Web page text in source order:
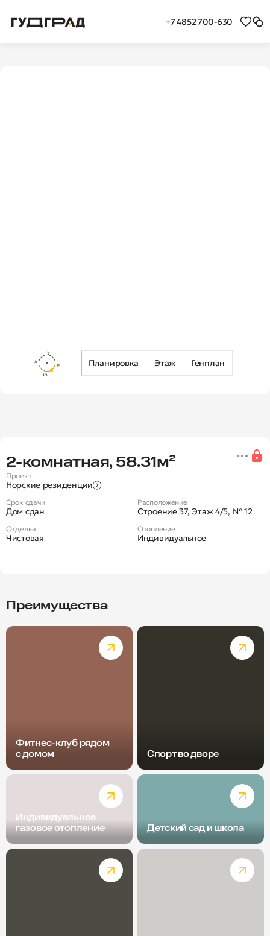
+7 4852 700-630
Планировка Этаж Генплан
Новая 2-комнатная квартира в
2‑комнатная, 58.31м²
Проект
Норские резиденции
Срок сдачи
Дом сдан
Расположение
Строение 37, Этаж 4/5, № 12
Отделка
Чистовая
Отопление
Индивидуальное
Преимущества
Фитнес-клуб рядом
с домом
Спорт во дворе
Индивидуальное
газовое отопление
Детский сад и школа